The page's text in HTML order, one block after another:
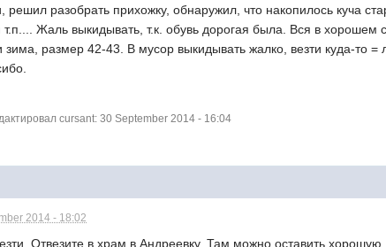
разобрать прихожку, обнаружил, что накопилось куча
Жаль выкидывать, т.к. обувь дорогая была. Вся в хорошем
зима, размер 42-43. В мусор выкидывать жалко, везти куда-то
cursant: 30 September 2014 - 16:04
2014 - 18:02
Отвезите в храм в Андреевку. Там можно оставить